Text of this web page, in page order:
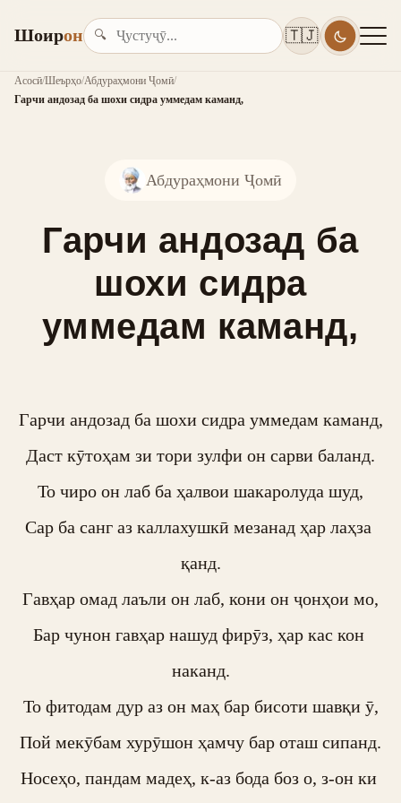
Шоирон 🔍 🇹🇯
Асосӣ/Шеърҳо/Абдураҳмони Ҷомӣ/
Гарчи андозад ба шохи сидра уммедам каманд,
Абдураҳмони Ҷомӣ
Гарчи андозад ба
шохи сидра
уммедам каманд,
Гарчи андозад ба шохи сидра уммедам каманд,
Даст кӯтоҳам зи тори зулфи он сарви баланд.
То чиро он лаб ба ҳалвои шакаролуда шуд,
Сар ба санг аз каллахушкӣ мезанад ҳар лаҳза
қанд.
Гавҳар омад лаъли он лаб, кони он ҷонҳои мо,
Бар чунон гавҳар нашуд фирӯз, ҳар кас кон
наканд.
То фитодам дур аз он маҳ бар бисоти шавқи ӯ,
Пой мекӯбам хурӯшон ҳамчу бар оташ сипанд.
Носеҳо, пандам мадеҳ, к-аз бода боз о, з-он ки